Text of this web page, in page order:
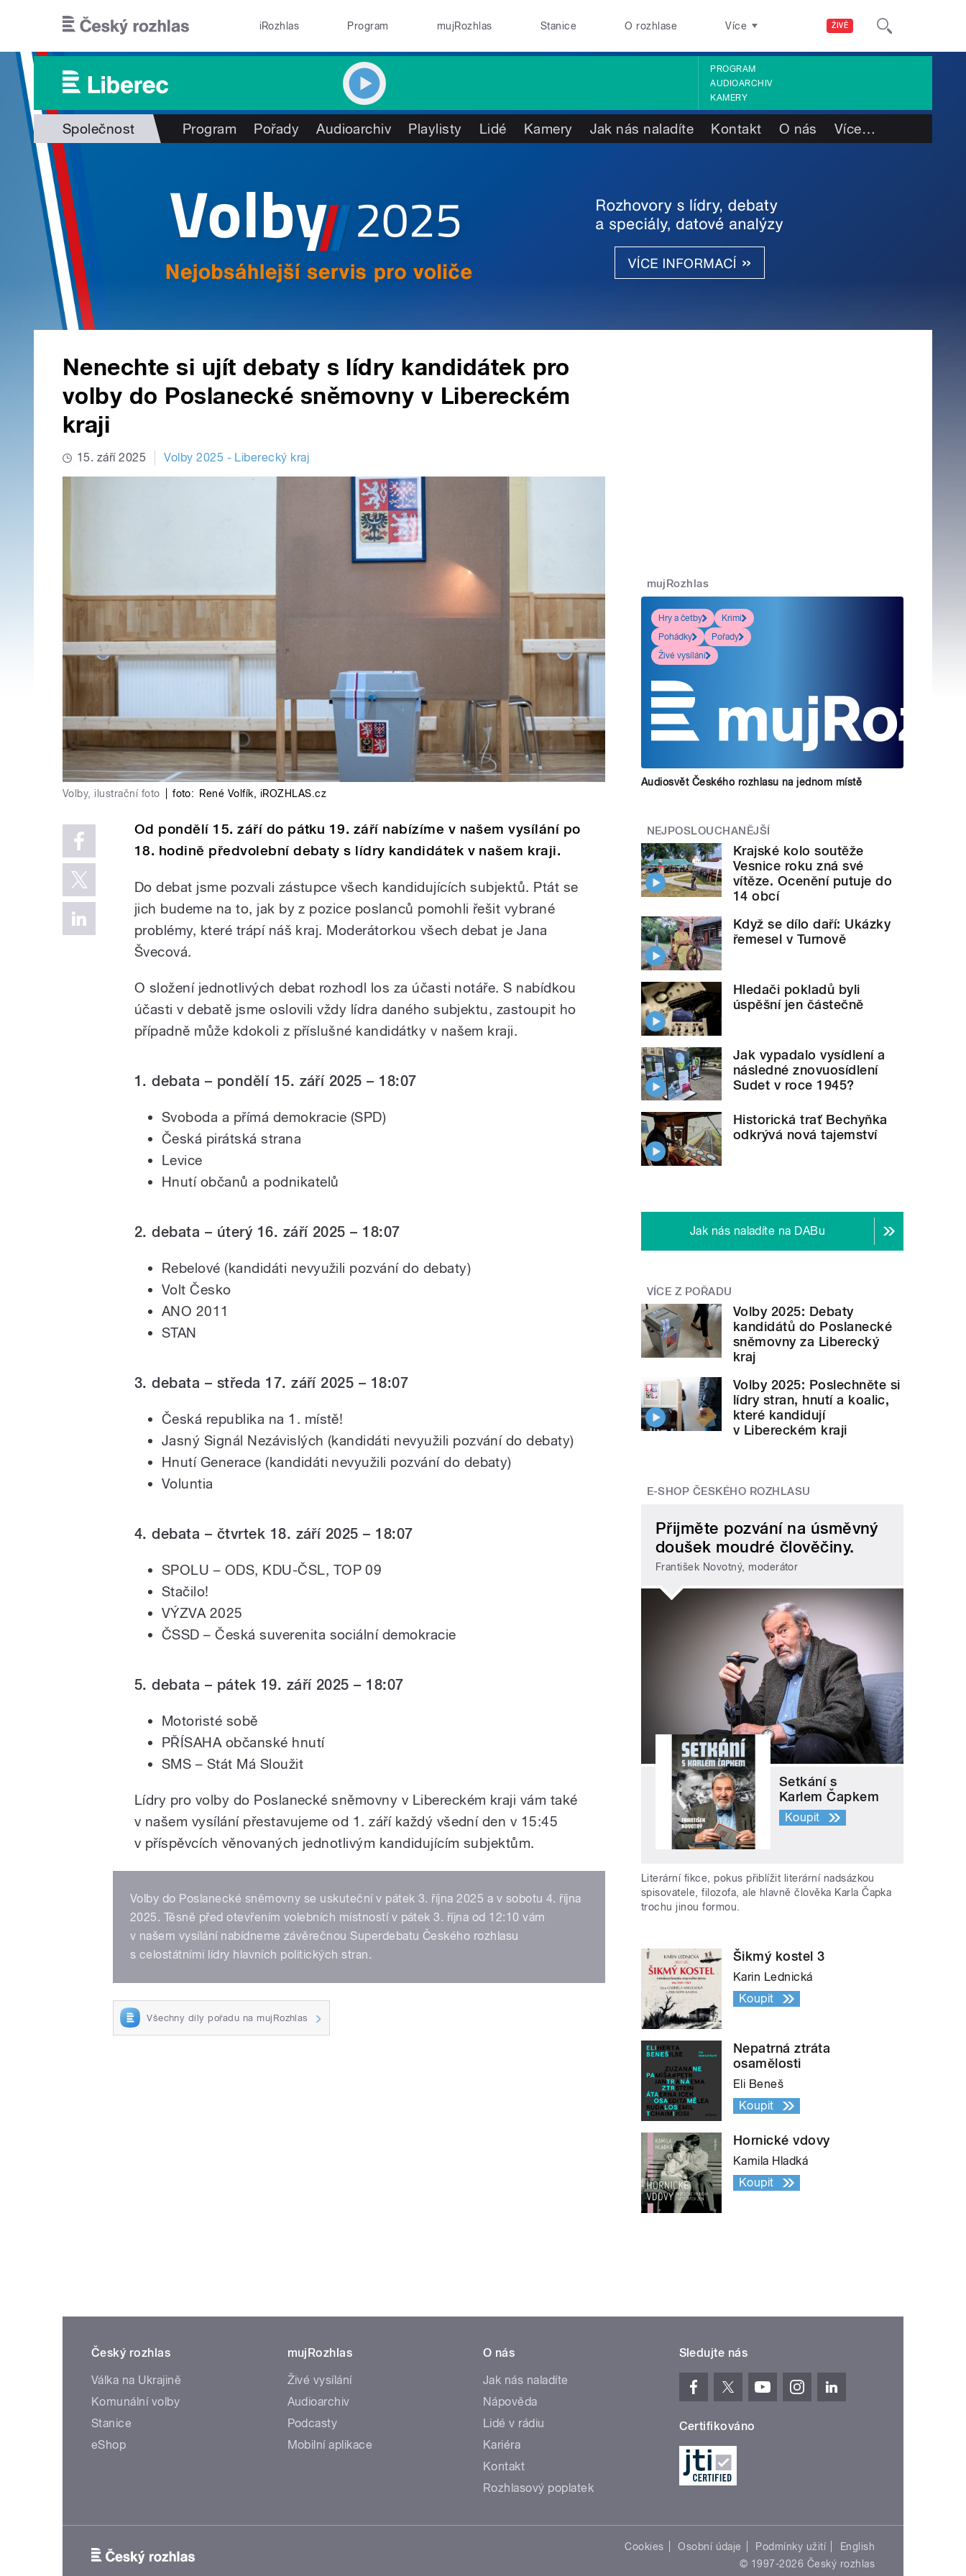
ŽIVĚ
iRozhlas Program mujRozhlas Stanice O rozhlase Více
PROGRAM
AUDIOARCHIV
KAMERY
Společnost Program Pořady Audioarchiv Playlisty Lidé Kamery Jak nás naladíte Kontakt O nás Více…
Nenechte si ujít debaty s lídry kandidátek pro
volby do Poslanecké sněmovny v Libereckém
kraji
15. září 2025 Volby 2025 - Liberecký kraj
Volby, ilustrační foto foto: René Volfík, iROZHLAS.cz
Od pondělí 15. září do pátku 19. září nabízíme v našem vysílání po
18. hodině předvolební debaty s lídry kandidátek v našem kraji.
Do debat jsme pozvali zástupce všech kandidujících subjektů. Ptát se
jich budeme na to, jak by z pozice poslanců pomohli řešit vybrané
problémy, které trápí náš kraj. Moderátorkou všech debat je Jana
Švecová.
O složení jednotlivých debat rozhodl los za účasti notáře. S nabídkou
účasti v debatě jsme oslovili vždy lídra daného subjektu, zastoupit ho
případně může kdokoli z příslušné kandidátky v našem kraji.
1. debata – pondělí 15. září 2025 – 18:07
Svoboda a přímá demokracie (SPD)
Česká pirátská strana
Levice
Hnutí občanů a podnikatelů
2. debata – úterý 16. září 2025 – 18:07
Rebelové (kandidáti nevyužili pozvání do debaty)
Volt Česko
ANO 2011
STAN
3. debata – středa 17. září 2025 – 18:07
Česká republika na 1. místě!
Jasný Signál Nezávislých (kandidáti nevyužili pozvání do debaty)
Hnutí Generace (kandidáti nevyužili pozvání do debaty)
Voluntia
4. debata – čtvrtek 18. září 2025 – 18:07
SPOLU – ODS, KDU-ČSL, TOP 09
Stačilo!
VÝZVA 2025
ČSSD – Česká suverenita sociální demokracie
5. debata – pátek 19. září 2025 – 18:07
Motoristé sobě
PŘÍSAHA občanské hnutí
SMS – Stát Má Sloužit
Lídry pro volby do Poslanecké sněmovny v Libereckém kraji vám také
v našem vysílání přestavujeme od 1. září každý všední den v 15:45
v příspěvcích věnovaných jednotlivým kandidujícím subjektům.
Volby do Poslanecké sněmovny se uskuteční v pátek 3. října 2025 a v sobotu 4. října
2025. Těsně před otevřením volebních místností v pátek 3. října od 12:10 vám
v našem vysílání nabídneme závěrečnou Superdebatu Českého rozhlasu
s celostátními lídry hlavních politických stran.
Všechny díly pořadu na mujRozhlas
mujRozhlas
Hry a četby
Krimi
Pohádky
Pořady
Živé vysílání
Audiosvět Českého rozhlasu na jednom místě
NEJPOSLOUCHANĚJŠÍ
Krajské kolo soutěže
Vesnice roku zná své
vítěze. Ocenění putuje do
14 obcí
Když se dílo daří: Ukázky
řemesel v Turnově
Hledači pokladů byli
úspěšní jen částečně
Jak vypadalo vysídlení a
následné znovuosídlení
Sudet v roce 1945?
Historická trať Bechyňka
odkrývá nová tajemství
Jak nás naladíte na DABu
VÍCE Z POŘADU
Volby 2025: Debaty
kandidátů do Poslanecké
sněmovny za Liberecký
kraj
Volby 2025: Poslechněte si
lídry stran, hnutí a koalic,
které kandidují
v Libereckém kraji
E-SHOP ČESKÉHO ROZHLASU
Přijměte pozvání na úsměvný
doušek moudré člověčiny.
František Novotný, moderátor
Setkání s
Karlem Čapkem
Koupit
Literární fikce, pokus přiblížit literární nadsázkou
spisovatele, filozofa, ale hlavně člověka Karla Čapka
trochu jinou formou.
Šikmý kostel 3
Karin Lednická
Koupit
Nepatrná ztráta
osamělosti
Eli Beneš
Koupit
Hornické vdovy
Kamila Hladká
Koupit
Český rozhlas
Válka na Ukrajině
Komunální volby
Stanice
eShop
mujRozhlas
Živé vysílání
Audioarchiv
Podcasty
Mobilní aplikace
O nás
Jak nás naladíte
Nápověda
Lidé v rádiu
Kariéra
Kontakt
Rozhlasový poplatek
Sledujte nás
Certifikováno
Cookies Osobní údaje Podmínky užití
English
© 1997-2026 Český rozhlas